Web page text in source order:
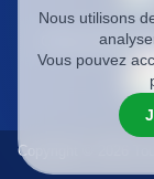
Charte qualité
Copyright © 2026
Nous utilisons
Vous pouvez